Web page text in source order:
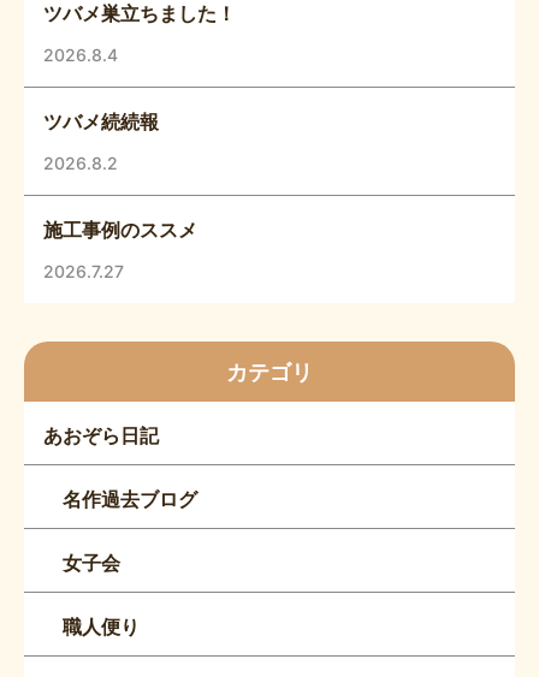
ツバメ巣立ちました！
2026.8.4
ツバメ続続報
2026.8.2
施工事例のススメ
2026.7.27
カテゴリ
あおぞら日記
名作過去ブログ
女子会
職人便り